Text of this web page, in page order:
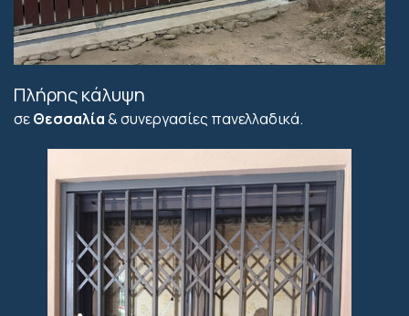
Πλήρης κάλυψη
σεΘεσσαλία& συνεργασίες πανελλαδικά.